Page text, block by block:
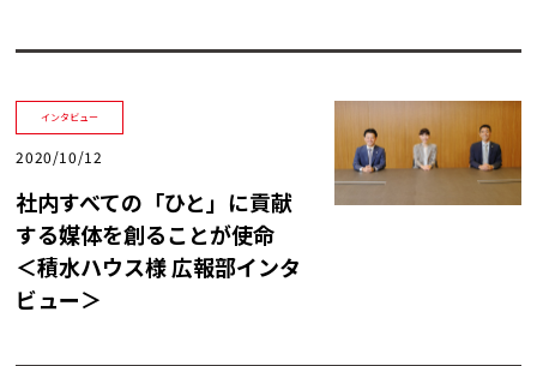
インタビュー
2020/10/12
社内すべての「ひと」に貢献
する媒体を創ることが使命
＜積水ハウス様 広報部インタ
ビュー＞